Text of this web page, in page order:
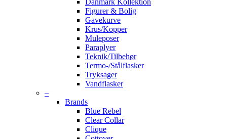
Danmark Kollektion
Figurer & Bolig
Gavekurve
Krus/Kopper
Muleposer
Paraplyer
Teknik/Tilbehør
Termo-/Stålflasker
Tryksager
Vandflasker
–
Brands
Blue Rebel
Clear Collar
Clique